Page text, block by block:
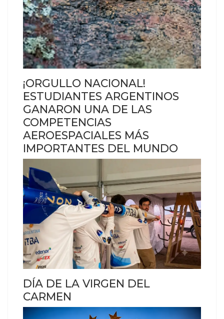
¡ORGULLO NACIONAL!
ESTUDIANTES ARGENTINOS
GANARON UNA DE LAS
COMPETENCIAS
AEROESPACIALES MÁS
IMPORTANTES DEL MUNDO
DÍA DE LA VIRGEN DEL
CARMEN